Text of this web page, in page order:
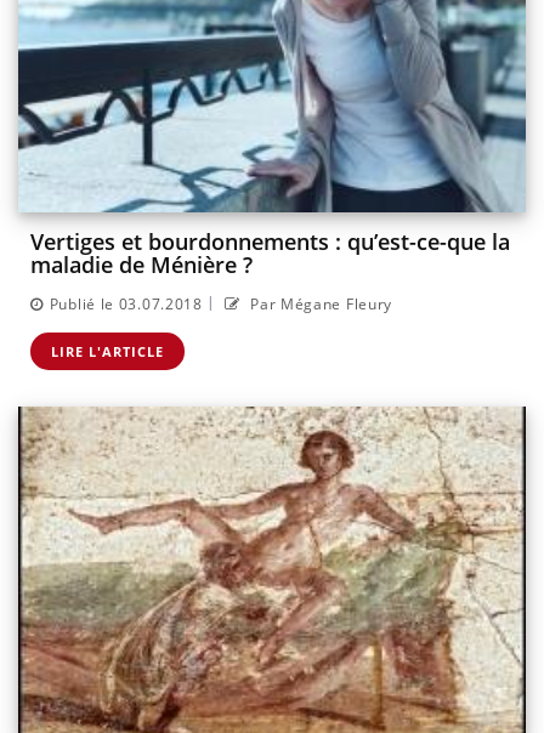
Vertiges et bourdonnements : qu’est-ce-que la
maladie de Ménière ?
Publié le 03.07.2018 | Par Mégane Fleury
LIRE L'ARTICLE